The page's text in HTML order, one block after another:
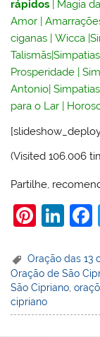
rápidos
Magia
Amor |
ciganas |Wicca |
Talismãs|
Prosperidade |
Antonio |
para o Lar
[slideshow_deploy
(Visited 106.006
Partilhe,
Pi
er
e
st
Li
k
e
Oração das 13
Oração de São
São Cipriano,
cipriano